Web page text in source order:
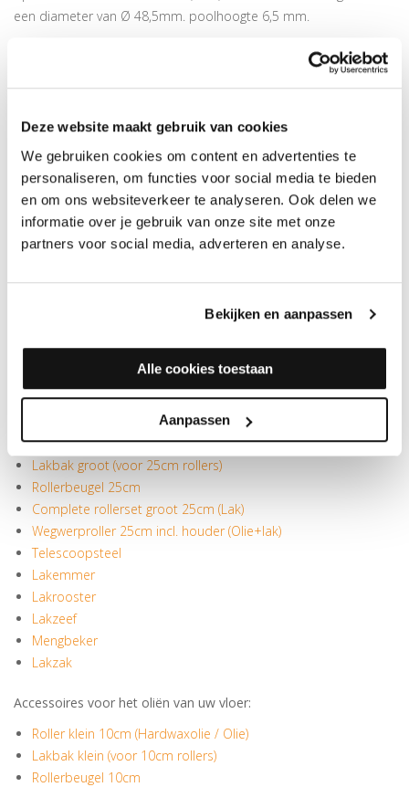
Deze website maakt gebruik van cookies
We gebruiken cookies om content en advertenties te
personaliseren, om functies voor social media te bieden
en om ons websiteverkeer te analyseren. Ook delen we
informatie over je gebruik van onze site met onze
partners voor social media, adverteren en analyse.
Bekijken en aanpassen
Alle cookies toestaan
Aanpassen
een diameter van Ø 48,5mm. poolhoogte 6,5 mm.
Er is ook een completerollersetinclusief lakbakje en
Roller Klein 10 cm (Hardwaxolie / olie) voor het aanbrengen van
olie, hardwaxolie, oplosmiddelhoudende producten en epoxy-
of PU-voorstrijk. Door zijn kleine afmeting is deze roller ideaal
voor meubels of randen. Er zijn diverse rollers en rollersets
beschikbaar voor het behandelen of onderhouden van uw
betreffende product te gaan):
Accessoires voor het lakken van uw vloer:
Lakbak klein (voor 10cm rollers)
Rollerbeugel 10cm
Complete rollerset klein 10cm (Lak)
Roller groot 25cm (Lak)
Lakbak groot (voor 25cm rollers)
Rollerbeugel 25cm
Complete rollerset groot 25cm (Lak)
Wegwerproller 25cm incl. houder (Olie+lak)
Telescoopsteel
Lakemmer
Lakrooster
Lakzeef
Mengbeker
Lakzak
Accessoires voor het oliën van uw vloer:
Roller klein 10cm (Hardwaxolie / Olie)
Lakbak klein (voor 10cm rollers)
Rollerbeugel 10cm